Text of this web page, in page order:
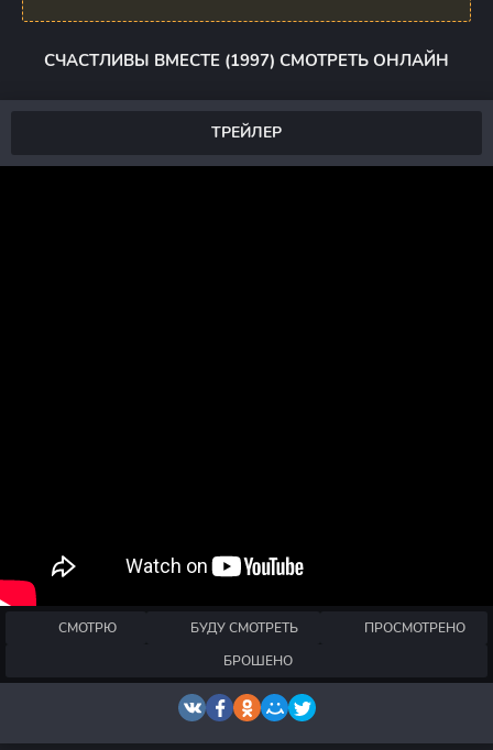
СЧАСТЛИВЫ ВМЕСТЕ (1997) СМОТРЕТЬ ОНЛАЙН
ТРЕЙЛЕР
СМОТРЮ БУДУ СМОТРЕТЬ
ПРОСМОТРЕНО
БРОШЕНО